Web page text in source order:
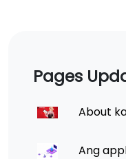
Pages
About
Ang